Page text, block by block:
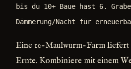
bis du 10+ Baue hast 6.
Dämmerung/Nacht für
Eine 10-Maulwurm-Farm liefert
Ernte. Kombiniere mit einem